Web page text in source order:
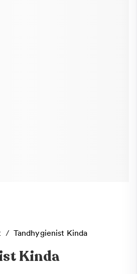
/ Tandhygienist Kinda
Kinda